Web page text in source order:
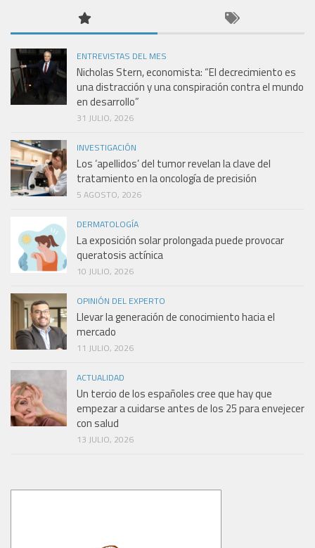
ENTREVISTAS DEL MES
Nicholas Stern, economista: “El decrecimiento es
una distracción y una conspiración contra el mundo
en desarrollo”
31 JULIO, 2026
INVESTIGACIÓN
Los ‘apellidos’ del tumor revelan la clave del
tratamiento en la oncología de precisión
5 AGOSTO, 2026
DERMATOLOGÍA
La exposición solar prolongada puede provocar
queratosis actínica
10 JULIO, 2026
OPINIÓN DEL EXPERTO
Llevar la generación de conocimiento hacia el
mercado
11 JULIO, 2026
ACTUALIDAD
Un tercio de los españoles cree que hay que
empezar a cuidarse antes de los 25 para envejecer
con salud
13 JULIO, 2026